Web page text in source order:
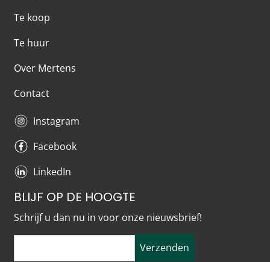
Te koop
Te huur
Over Mertens
Contact
Instagram
Facebook
LinkedIn
BLIJF OP DE HOOGTE
Schrijf u dan nu in voor onze nieuwsbrief!
Verzenden